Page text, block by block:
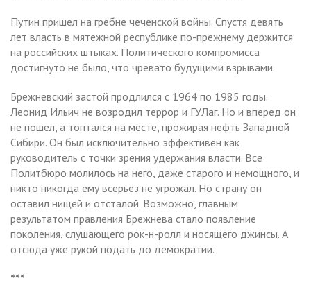
Путин пришел на гребне чеченской войны. Спустя девять
лет власть в мятежной республике по-прежнему держится
на российских штыках. Политического компромисса
достигнуто не было, что чревато будущими взрывами.
Брежневский застой продлился с 1964 по 1985 годы.
Леонид Ильич не возродил террор и ГУЛаг. Но и вперед он
не пошел, а топтался на месте, прожирая нефть Западной
Сибири. Он был исключительно эффективен как
руководитель с точки зрения удержания власти. Все
Политбюро молилось на него, даже старого и немощного, и
никто никогда ему всерьез не угрожал. Но страну он
оставил нищей и отсталой. Возможно, главным
результатом правления Брежнева стало появление
поколения, слушающего рок-н-ролл и носящего джинсы. А
отсюда уже рукой подать до демократии.
***